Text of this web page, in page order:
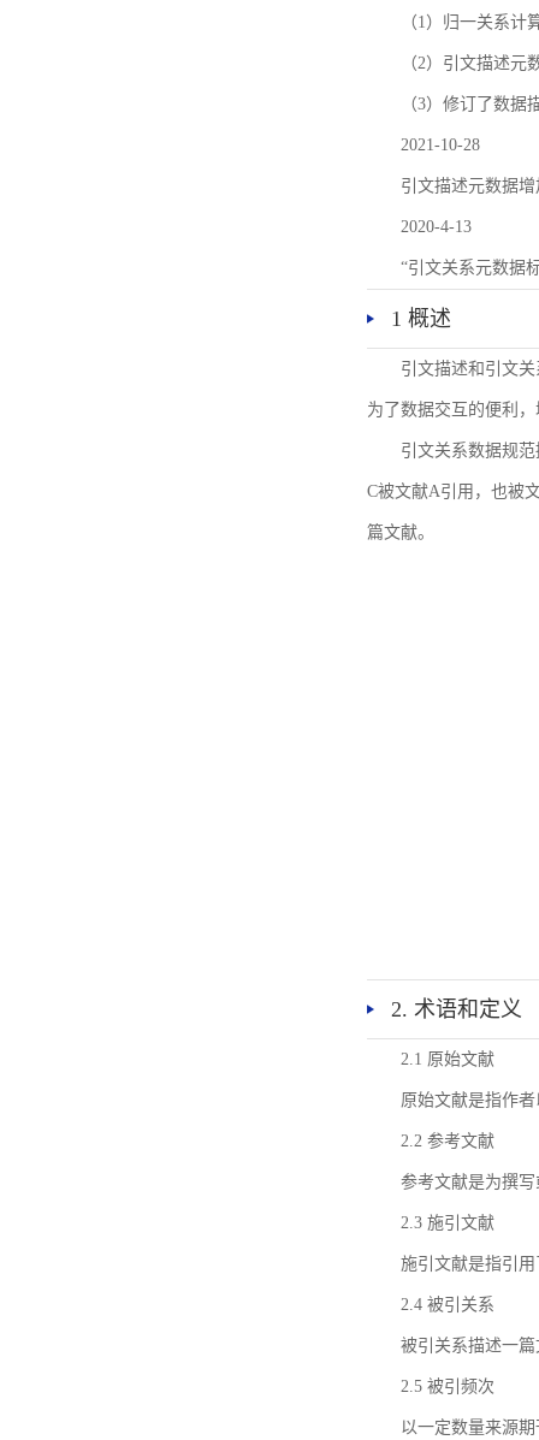
（1）归一关系
（2）引文描述元
（3）修订了数据
2021-10-28
引文描述元数据增
2020-4-13
“引文关系元数据
1 概述
引文描述和引文
为了数据交互的便利
引文关系数据规
C被文献A引用，也被
篇文献。
2. 术语和定义
2.1 原始文献
原始文献是指作
2.2 参考文献
参考文献是为撰
2.3 施引文献
施引文献是指引
2.4 被引关系
被引关系描述一
2.5 被引频次
以一定数量来源